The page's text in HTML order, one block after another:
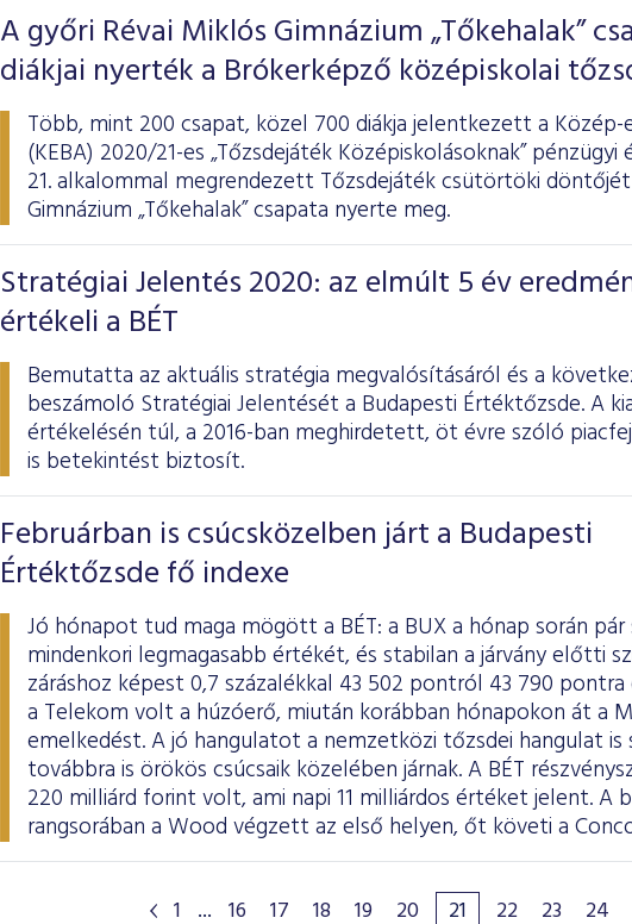
A győri Révai Miklós Gimnázium „Tőkehalak”
diákjai nyerték a Brókerképző középiskolai
Több, mint 200 csapat, közel 700 diákja jelentkezett a
(KEBA) 2020/21-es „Tőzsdejáték Középiskolásoknak”
21. alkalommal megrendezett Tőzsdejáték csütörtöki
Gimnázium „Tőkehalak” csapata nyerte meg.
Stratégiai Jelentés 2020: az elmúlt 5 év
értékeli a BÉT
Bemutatta az aktuális stratégia megvalósításáról és a
beszámoló Stratégiai Jelentését a Budapesti Értéktőzsde. A
értékelésén túl, a 2016-ban meghirdetett, öt évre szóló
is betekintést biztosít.
Februárban is csúcsközelben járt a Budapesti
Értéktőzsde fő indexe
Jó hónapot tud maga mögött a BÉT: a BUX a hónap során
mindenkori legmagasabb értékét, és stabilan a járvány előtti
záráshoz képest 0,7 százalékkal 43 502 pontról 43 790
a Telekom volt a húzóerő, miután korábban hónapokon át a
emelkedést. A jó hangulatot a nemzetközi tőzsdei hangulat
továbbra is örökös csúcsaik közelében járnak. A BÉT
220 milliárd forint volt, ami napi 11 milliárdos értéket jelent. A
rangsorában a Wood végzett az első helyen, őt követi a
1 ... 16 17 18 19 20 21 22 23 24